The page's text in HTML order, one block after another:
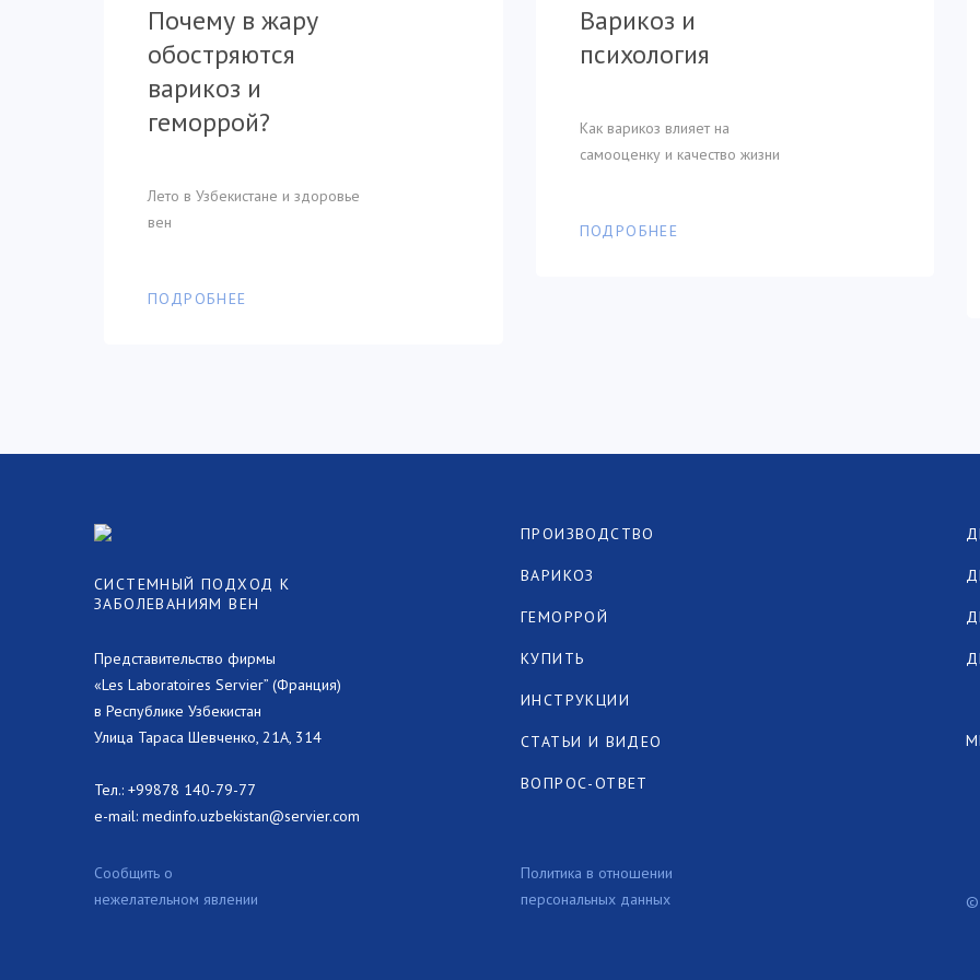
Почему в жару
обостряются
варикоз и
геморрой?
Лето в Узбекистане и здоровье
вен
ПОДРОБНЕЕ
Варикоз и
психология
Как варикоз влияет на
самооценку и качество жизни
ПОДРОБНЕЕ
обостряются
варикоз и
геморрой?
психология
обостряются
варикоз и
геморрой?
геморроя
Когда обращаться к
врачу при
варикозе?
ПОДРОБНЕЕ
Тренировки для
тонуса вен
Профилактика варикоза
СИСТЕМНЫЙ ПОДХОД К
ЗАБОЛЕВАНИЯМ ВЕН
Представительство фирмы
«Les Laboratoires Servier” (Франция)
в Республике Узбекистан
Улица Тараса Шевченко, 21А, 314
Тел.: +99878 140-79-77
e-mail: medinfo.uzbekistan@servier.com
ПРОИЗВОДСТВО
ВАРИКОЗ
ГЕМОРРОЙ
КУПИТЬ
ИНСТРУКЦИИ
СТАТЬИ И ВИДЕО
ВОПРОС-ОТВЕТ
Сообщить о
нежелательном явлении
Политика в отношении
персональных данных
©